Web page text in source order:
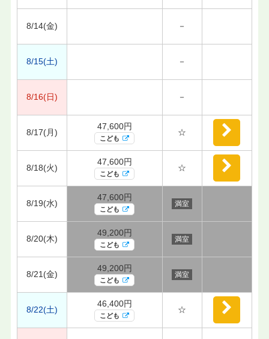
8/14(金) －
8/15(土) －
8/16(日) －
8/17(月)
47,600円
こども
☆
8/18(火)
47,600円
こども
☆
8/19(水)
47,600円
こども
満室
8/20(木)
49,200円
こども
満室
8/21(金)
49,200円
こども
満室
8/22(土)
46,400円
こども
☆